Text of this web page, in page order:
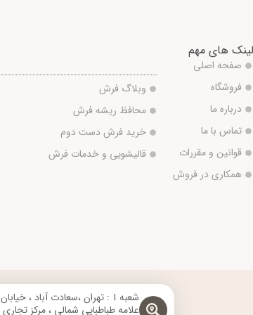
لینک های مهم
صفحه اصلی
فروشگاه
درباره ما
تماس با ما
قوانین و مقررات
همکاری در فروش
وبلاگ فرش
محافظ ریشه فرش
خرید فرش دست دوم
قالیشویی و خدمات فرش
شعبه 1 : تهران ،سعادت آباد ، خیابان
علامه طباطبایی شمالی ، مرکز تجاری